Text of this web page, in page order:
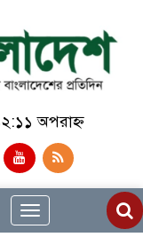
অপরাহ্ন
Toggle
navigation